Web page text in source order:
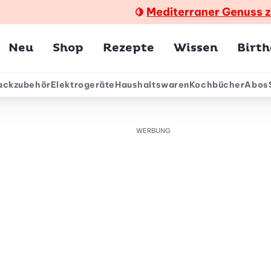
🍋 Mediterraner Genuss
Neu Shop Rezepte Wissen
ElektrogeräteHaushaltswarenKochbücherAbos
WERBUNG